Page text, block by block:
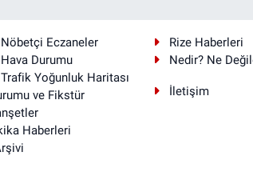
Eczaneler
Durumu
Yoğunluk Haritası
ve Fikstür
Haberleri
Rize Haberleri
Nedir? Ne
İletişim